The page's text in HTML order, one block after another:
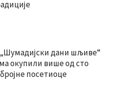
дани шљиве“
окупили више од сто
посетиоце